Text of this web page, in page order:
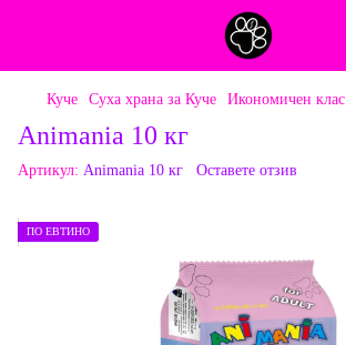
Куче Суха храна за Куче Икономичен клас
Animania 10 кг
Артикул: Animania 10 кг Оставете отзив
ПО ЕВТИНО